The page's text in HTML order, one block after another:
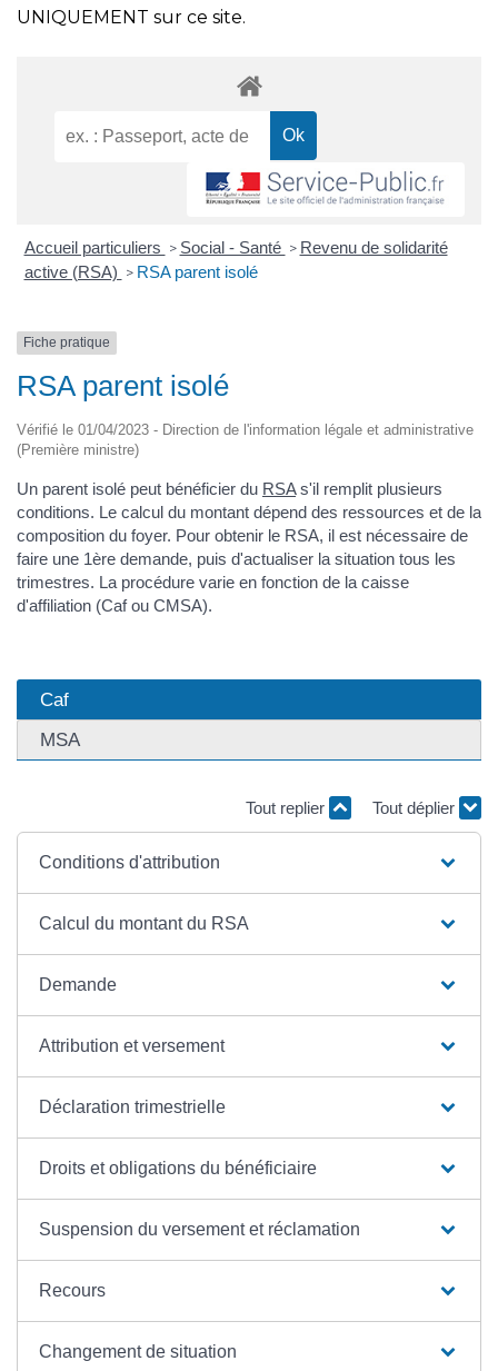
UNIQUEMENT sur ce site.
Accueil particuliers > Social - Santé > Revenu de solidarité
active (RSA) > RSA parent isolé
Fiche pratique
RSA parent isolé
Vérifié le 01/04/2023 - Direction de l'information légale et administrative
(Première ministre)
Un parent isolé peut bénéficier du RSAs'il remplit plusieurs
conditions. Le calcul du montant dépend des ressources et de la
composition du foyer. Pour obtenir le RSA, il est nécessaire de
faire une 1ère demande, puis d'actualiser la situation tous les
trimestres. La procédure varie en fonction de la caisse
d'affiliation (Caf ou CMSA).
Caf
MSA
Tout replier Tout déplier
Conditions d'attribution
Calcul du montant du RSA
Demande
Attribution et versement
Déclaration trimestrielle
Droits et obligations du bénéficiaire
Suspension du versement et réclamation
Recours
Changement de situation